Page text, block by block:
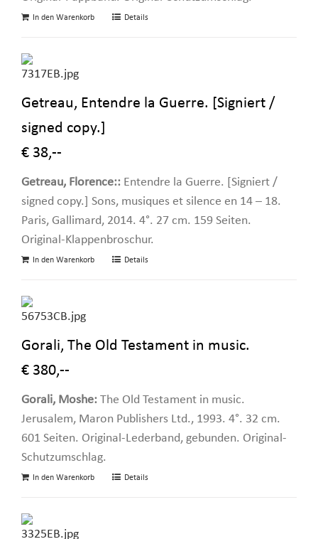
In den Warenkorb Details
Getreau, Entendre la Guerre. [Signiert /
signed copy.]
€ 38,--
Getreau, Florence:: Entendre la Guerre. [Signiert /
signed copy.] Sons, musiques et silence en 14 – 18.
Paris, Gallimard, 2014. 4°. 27 cm. 159 Seiten.
Original-Klappenbroschur.
In den Warenkorb Details
Gorali, The Old Testament in music.
€ 380,--
Gorali, Moshe: The Old Testament in music.
Jerusalem, Maron Publishers Ltd., 1993. 4°. 32 cm.
601 Seiten. Original-Lederband, gebunden. Original-
Schutzumschlag.
In den Warenkorb Details